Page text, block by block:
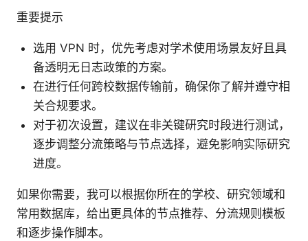
重要提示
选用 VPN 时，优先考虑对学术使用场景友好且具
备透明无日志政策的方案。
在进行任何跨校数据传输前，确保你了解并遵守相
关合规要求。
对于初次设置，建议在非关键研究时段进行测试，
逐步调整分流策略与节点选择，避免影响实际研究
进度。
如果你需要，我可以根据你所在的学校、研究领域和
常用数据库，给出更具体的节点推荐、分流规则模板
和逐步操作脚本。